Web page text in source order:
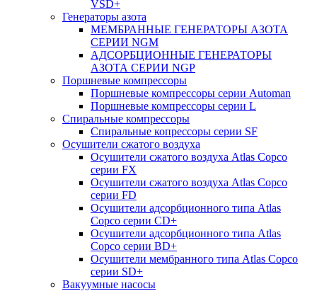
VSD+
Генераторы азота
МЕМБРАННЫЕ ГЕНЕРАТОРЫ АЗОТА
СЕРИИ NGM
АДСОРБЦИОННЫЕ ГЕНЕРАТОРЫ
АЗОТА СЕРИИ NGP
Поршневые компрессоры
Поршневые компрессоры серии Automan
Поршневые компрессоры серии L
Спиральные компрессоры
Спиральные копрессоры серии SF
Осушители сжатого воздуха
Осушители сжатого воздуха Atlas Copco
серии FX
Осушители сжатого воздуха Atlas Copco
серии FD
Осушители адсорбционного типа Atlas
Copco серии СD+
Осушители адсорбционного типа Atlas
Copco серии BD+
Осушители мембранного типа Atlas Copco
серии SD+
Вакуумные насосы